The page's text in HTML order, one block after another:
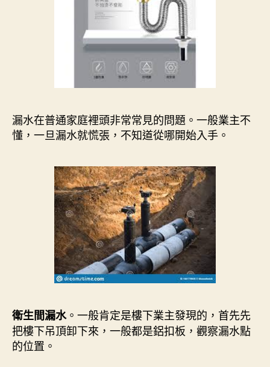
漏水在普通家庭裡頭非常常見的問題。一般業主不
懂，一旦漏水就慌張，不知道從哪開始入手。
衛生間漏水。一般肯定是樓下業主發現的，首先先
把樓下吊頂卸下來，一般都是鋁扣板，觀察漏水點
的位置。